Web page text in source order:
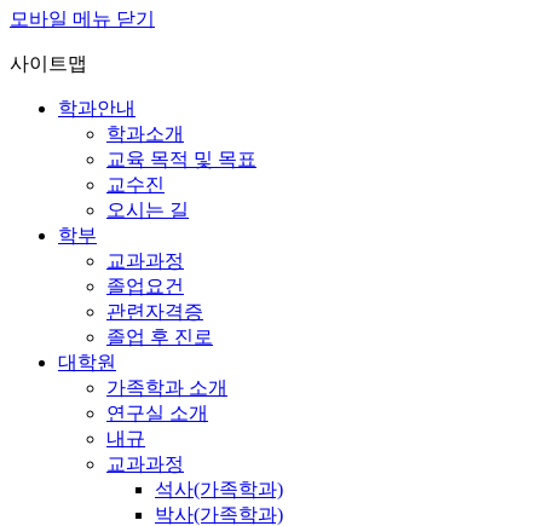
모바일 메뉴 닫기
사이트맵
학과안내
학과소개
교육 목적 및 목표
교수진
오시는 길
학부
교과과정
졸업요건
관련자격증
졸업 후 진로
대학원
가족학과 소개
연구실 소개
내규
교과과정
석사(가족학과)
박사(가족학과)